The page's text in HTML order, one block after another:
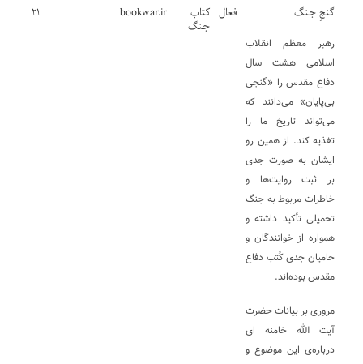
گنجِ جنگ
رهبر معظم انقلاب
اسلامی هشت سال
دفاع مقدس را «گنجی
بی‌پایان» می‌دانند که
می‌تواند تاریخ ما را
تغذیه کند. از همین رو
ایشان به صورت جدی
بر ثبت روایت‌ها و
خاطرات مربوط به جنگ
تحمیلی تأکید داشته و
همواره از خوانندگان و
حامیان جدی کُتب دفاع
مقدس بوده‌اند.
مروری بر بیانات حضرت
آیت الله خامنه ای
درباره‌ی این موضوع و
فعال کتاب
جنگ
bookwar.ir ۲۱